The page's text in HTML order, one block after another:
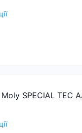
SPECIAL TEC